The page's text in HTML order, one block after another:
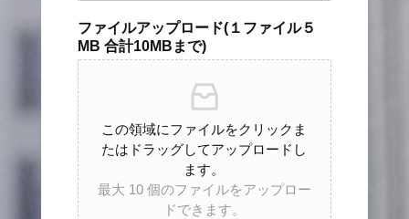
ファイルアップロード(１ファイル５
MB 合計10MBまで)
この領域にファイルをクリックま
たはドラッグしてアップロードし
ます。
最大 10 個のファイルをアップロー
ドできます。